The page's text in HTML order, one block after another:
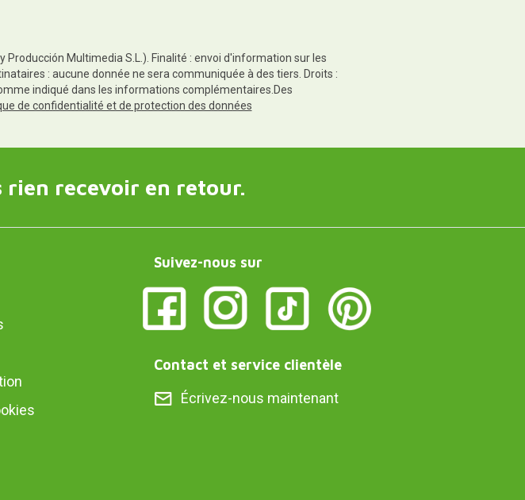
Multimedia S.L.). Finalité : envoi d'information sur les
: aucune donnée ne sera communiquée à des tiers. Droits :
indiqué dans les informations complémentaires.Des
de confidentialité et de protection des données
rien recevoir en retour.
Suivez-nous sur
Contact et service clientèle
Écrivez-nous maintenant